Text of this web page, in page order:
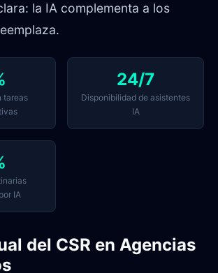
la IA complementa a los
tareas
24/7
Disponibilidad de asistentes
IA
IA
del CSR en Agencias